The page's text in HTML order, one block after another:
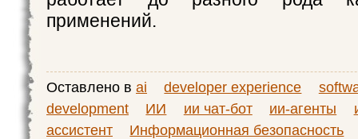
применений.
Оставлено в ai developer experience
development
ИИ ии чат-бот ии-агенты
ассистент
Информационная безопасность